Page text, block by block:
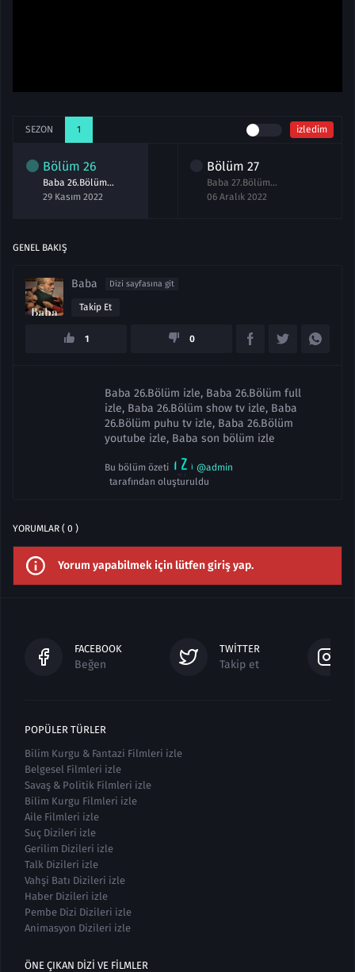
SEZON 1 izledim
Bölüm 26
Baba 26.Bölüm izle
29 Kasım 2022
Bölüm 27
Baba 27.Bölüm izle
06 Aralık 2022
GENEL BAKIŞ
Baba Dizi sayfasına git
Takip Et
1 0
Baba 26.Bölüm izle, Baba 26.Bölüm full
izle, Baba 26.Bölüm show tv izle, Baba
26.Bölüm puhu tv izle, Baba 26.Bölüm
youtube izle, Baba son bölüm izle
Bu bölüm özeti
@admin
tarafından oluşturuldu
YORUMLAR ( 0 )
Yorum yapabilmek için lütfen giriş yap.
FACEBOOK
Beğen
TWITTER
Takip et
POPÜLER TÜRLER
Bilim Kurgu & Fantazi Filmleri izle
Belgesel Filmleri izle
Savaş & Politik Filmleri izle
Bilim Kurgu Filmleri izle
Aile Filmleri izle
Suç Dizileri izle
Gerilim Dizileri izle
Talk Dizileri izle
Vahşi Batı Dizileri izle
Haber Dizileri izle
Pembe Dizi Dizileri izle
Animasyon Dizileri izle
ÖNE ÇIKAN DIZI VE FILMLER